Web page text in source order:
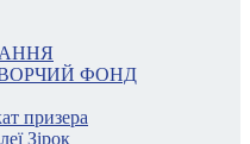
ФОНД
призера
Зірок